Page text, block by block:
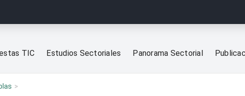
TIC Estudios Sectoriales Panorama Sectorial